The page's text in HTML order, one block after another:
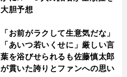
大胆予想
「お前がラクして生意気だな」
「あいつ若いくせに」厳しい言
葉を浴びせられるも佐藤慎太郎
が貫いた誇りとファンへの思い